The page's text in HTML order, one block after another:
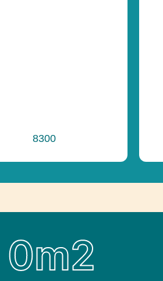
8300
0m2